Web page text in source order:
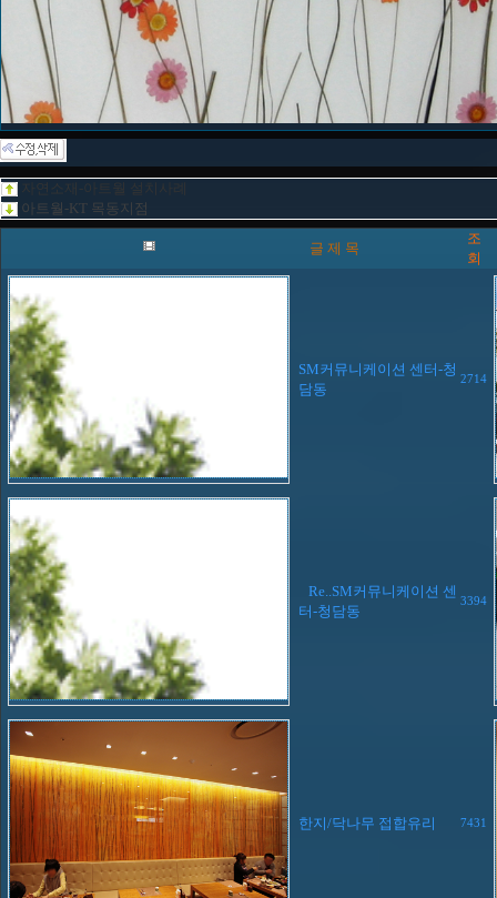
자연소재-아트월 설치사례
아트월-KT 목동지점
글 제 목
조
회
SM커뮤니케이션 센터-청
담동
2714
Re..SM커뮤니케이션 센
터-청담동
3394
한지/닥나무 접합유리 7431